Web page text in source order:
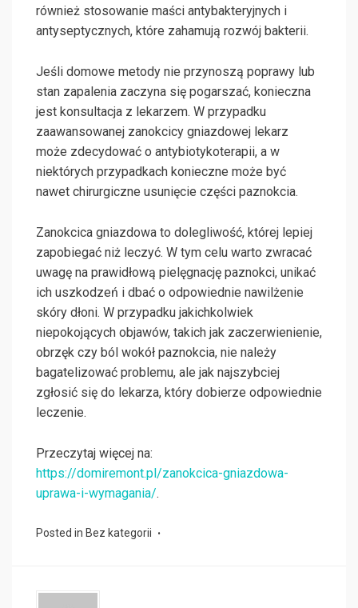
również stosowanie maści antybakteryjnych i
antyseptycznych, które zahamują rozwój bakterii.
Jeśli domowe metody nie przynoszą poprawy lub
stan zapalenia zaczyna się pogarszać, konieczna
jest konsultacja z lekarzem. W przypadku
zaawansowanej zanokcicy gniazdowej lekarz
może zdecydować o antybiotykoterapii, a w
niektórych przypadkach konieczne może być
nawet chirurgiczne usunięcie części paznokcia.
Zanokcica gniazdowa to dolegliwość, której lepiej
zapobiegać niż leczyć. W tym celu warto zwracać
uwagę na prawidłową pielęgnację paznokci, unikać
ich uszkodzeń i dbać o odpowiednie nawilżenie
skóry dłoni. W przypadku jakichkolwiek
niepokojących objawów, takich jak zaczerwienienie,
obrzęk czy ból wokół paznokcia, nie należy
bagatelizować problemu, ale jak najszybciej
zgłosić się do lekarza, który dobierze odpowiednie
leczenie.
Przeczytaj więcej na:
https://domiremont.pl/zanokcica-gniazdowa-
uprawa-i-wymagania/.
Posted in Bez kategorii